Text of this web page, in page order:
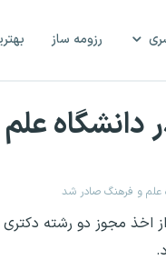
رزومه ساز
دانشگاه
علم و فرهنگ صادر شد
اخذ مجوز دو رشته